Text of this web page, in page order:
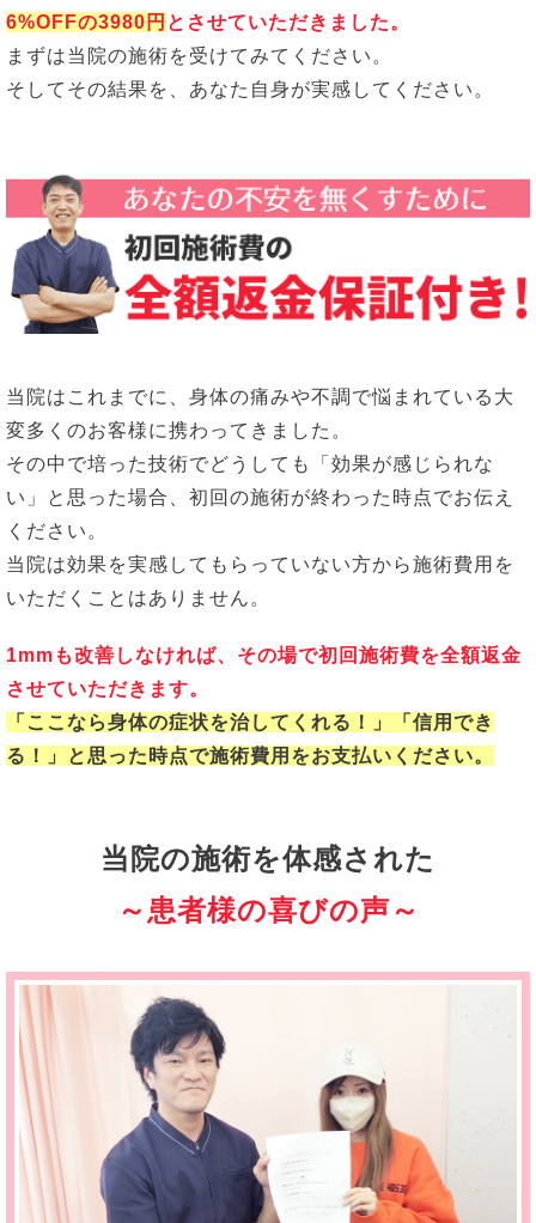
6%OFFの3980円 とさせていただきました。
まずは当院の施術を受けてみてください。
そしてその結果を、あなた自身が実感してください。
当院はこれまでに、身体の痛みや不調で悩まれている大
変多くのお客様に携わってきました。
その中で培った技術でどうしても「効果が感じられな
い」と思った場合、初回の施術が終わった時点でお伝え
ください。
当院は効果を実感してもらっていない方から施術費用を
いただくことはありません。
1mmも改善しなければ、その場で初回施術費を全額返金
させていただきます。
「ここなら身体の症状を治してくれる！」「信用でき
る！」と思った時点で施術費用をお支払いください。
当院の施術を体感された
～患者様の喜びの声～